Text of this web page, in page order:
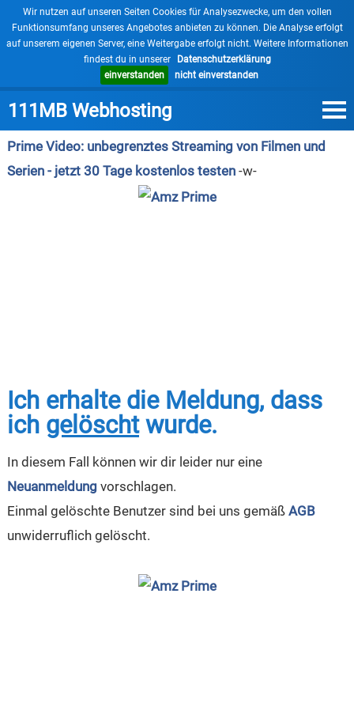
Wir nutzen auf unseren Seiten Cookies für Analysezwecke, um den vollen
Funktionsumfang unseres Angebotes anbieten zu können. Die Analyse erfolgt
auf unserem eigenen Server, eine Weitergabe erfolgt nicht. Weitere Informationen
findest du in unserer
Datenschutzerklärung
einverstanden
nicht einverstanden
111MB Webhosting
×
Prime Video: unbegrenztes Streaming von Filmen und
Serien - jetzt 30 Tage kostenlos testen -w-
Ich erhalte die Meldung, dass
ich gelöschtwurde.
In diesem Fall können wir dir leider nur eine
Neuanmeldung vorschlagen.
Einmal gelöschte Benutzer sind bei uns gemäß AGB
unwiderruflich gelöscht.